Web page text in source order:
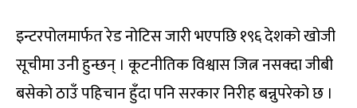
इन्टरपोलमार्फत रेड नोटिस जारी भएपछि १९६ देशको खोजी
सूचीमा उनी हुन्छन् । कूटनीतिक विश्वास जित्न नसक्दा जीबी
बसेको ठाउँ पहिचान हुँदा पनि सरकार निरीह बन्नुपरेको छ ।